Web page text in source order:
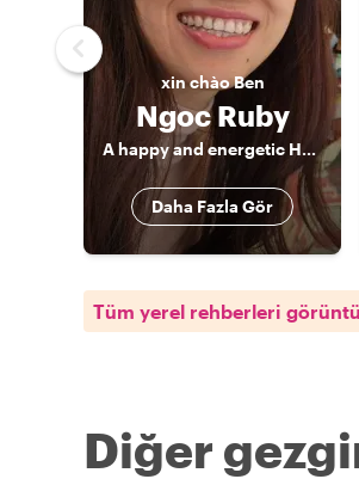
xin chàoBen
Ngoc Ruby
A happy and energetic Hanoian
Daha Fazla Gör
Tüm yerel rehberleri
Diğer